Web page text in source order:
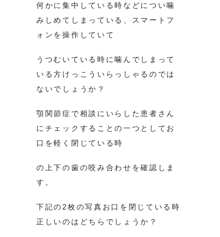
何かに集中している時などについ噛
みしめてしまっている、スマートフ
ォンを操作していて
うつむいている時に噛んでしまって
いる方けっこういらっしゃるのでは
ないでしょうか？
顎関節症で相談にいらした患者さん
にチェックすることの一つとしてお
口を軽く閉じている時
の上下の歯の咬み合わせを確認しま
す。
下記の2枚の写真お口を閉じている時
正しいのはどちらでしょうか？